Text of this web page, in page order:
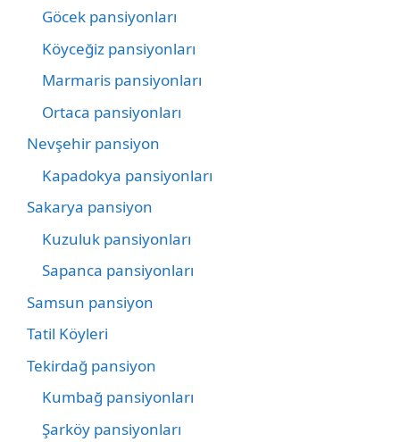
Göcek pansiyonları
Köyceğiz pansiyonları
Marmaris pansiyonları
Ortaca pansiyonları
Nevşehir pansiyon
Kapadokya pansiyonları
Sakarya pansiyon
Kuzuluk pansiyonları
Sapanca pansiyonları
Samsun pansiyon
Tatil Köyleri
Tekirdağ pansiyon
Kumbağ pansiyonları
Şarköy pansiyonları